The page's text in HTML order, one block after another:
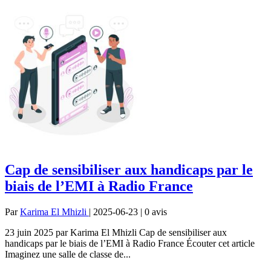
Cap de sensibiliser aux handicaps par le
biais de l’EMI à Radio France
ParKarima El Mhizli | 2025-06-23 | 0 avis
23 juin 2025 par Karima El Mhizli Cap de sensibiliser aux
handicaps par le biais de l’EMI à Radio France Écouter cet article
Imaginez une salle de classe de...